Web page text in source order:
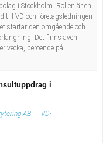
i Stockholm. Rollen är en
till VD och företagsledningen
startar den omgående och
Det finns även
beroende på...
i
AB
VD-